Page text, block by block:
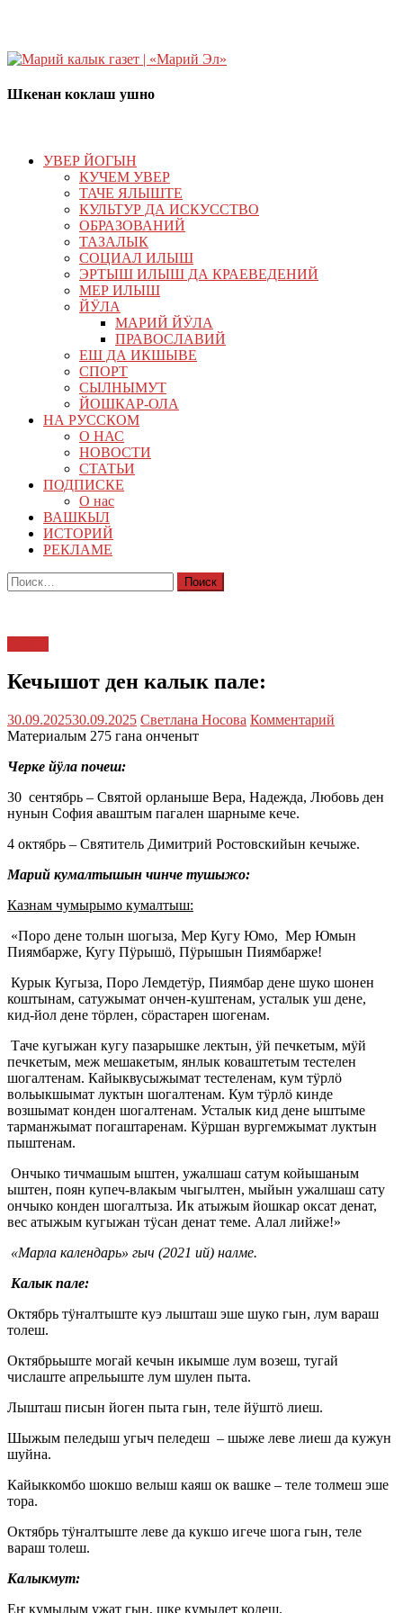
Шкенан коклаш ушно
УВЕР ЙОГЫН
КУЧЕМ УВЕР
ТАЧЕ ЯЛЫШТЕ
КУЛЬТУР ДА ИСКУССТВО
ОБРАЗОВАНИЙ
ТАЗАЛЫК
СОЦИАЛ ИЛЫШ
ЭРТЫШ ИЛЫШ ДА КРАЕВЕДЕНИЙ
МЕР ИЛЫШ
ЙӰЛА
МАРИЙ ЙӰЛА
ПРАВОСЛАВИЙ
ЕШ ДА ИКШЫВЕ
СПОРТ
СЫЛНЫМУТ
ЙОШКАР-ОЛА
НА РУССКОМ
О НАС
НОВОСТИ
СТАТЬИ
ПОДПИСКЕ
О нас
ВАШКЫЛ
ИСТОРИЙ
РЕКЛАМЕ
Найти:
Кечышот ден калык пале:
30.09.202530.09.2025 Светлана Носова Комментарий
Материалым 275 гана онченыт
Черке йӱла почеш:
30 сентябрь – Святой орланыше Вера, Надежда, Любовь ден
нунын София аваштым пагален шарныме кече.
4 октябрь – Святитель Димитрий Ростовскийын кечыже.
Марий кумалтышын чинче тушыжо:
Казнам чумырымо кумалтыш:
«Поро дене толын шогыза, Мер Кугу Юмо, Мер Юмын
Пиямбарже, Кугу Пӱрышӧ, Пӱрышын Пиямбарже!
Курык Кугыза, Поро Лемдетӱр, Пиямбар дене шуко шонен
коштынам, сатужымат ончен-куштенам, усталык уш дене,
кид-йол дене тӧрлен, сӧрастарен шогенам.
Таче кугыжан кугу пазарышке лектын, ӱй печкетым, мӱй
печкетым, меж мешакетым, янлык коваштетым тестелен
шогалтенам. Кайыквусыжымат тестеленам, кум тӱрлӧ
вольыкшымат луктын шогалтенам. Кум тӱрлӧ кинде
возшымат конден шогалтенам. Усталык кид дене ыштыме
тарманжымат погаштаренам. Кӱршан вургемжымат луктын
пыштенам.
Ончыко тичмашым ыштен, ужалшаш сатум койышаным
ыштен, поян купеч-влакым чыгылтен, мыйын ужалшаш сату
ончыко конден шогалтыза. Ик атыжым йошкар оксат денат,
вес атыжым кугыжан тӱсан денат теме. Алал лийже!»
«Марла календарь» гыч (2021 ий) налме.
Калык пале:
Октябрь тӱҥалтыште куэ лышташ эше шуко гын, лум вараш
толеш.
Октябрьыште могай кечын икымше лум возеш, тугай
числаште апрельыште лум шулен пыта.
Лышташ писын йоген пыта гын, теле йӱштӧ лиеш.
Шыжым пеледыш угыч пеледеш – шыже леве лиеш да кужун
шуйна.
Кайыккомбо шокшо велыш каяш ок вашке – теле толмеш эше
тора.
Октябрь тӱҥалтыште леве да кукшо игече шога гын, теле
вараш толеш.
Калыкмут:
Еҥ кумылым ужат гын, шке кумылет кодеш.